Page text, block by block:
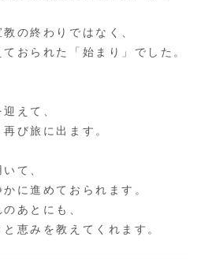
の終わりではなく、
おられた「始まり」でした。
えて、
び旅に出ます。
て、
に進めておられます。
あとにも、
恵みを教えてくれます。